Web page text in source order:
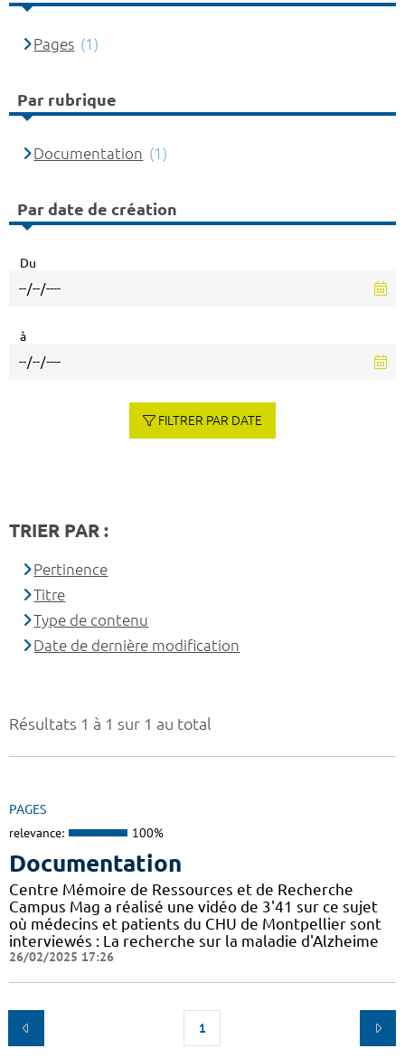
Résultats 1 à 1 sur 1 au total
PAGES
relevance: 100%
Documentation
Centre Mémoire de Ressources et de Recherche
Campus Mag a réalisé une vidéo de 3'41 sur ce sujet
où médecins et patients du CHU de Montpellier sont
interviewés : La recherche sur la maladie d'Alzheime
26/02/2025 17:26
1
Pages (1)
Par rubrique
Documentation (1)
Par date de création
Du
à
FILTRER PAR DATE
TRIER PAR :
Pertinence
Titre
Type de contenu
Date de dernière modification